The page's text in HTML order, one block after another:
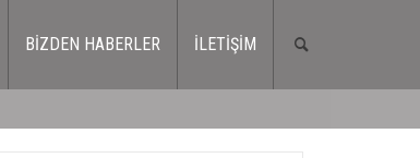
BİZDEN HABERLER İLETİŞİM